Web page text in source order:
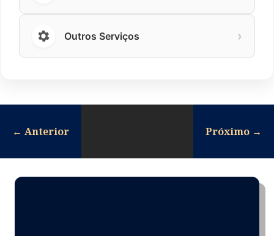
Outros Serviços ›
← Anterior Próximo →